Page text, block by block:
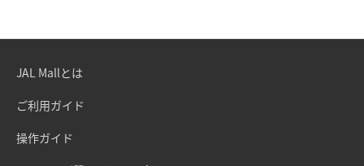
JAL Mallとは
ご利用ガイド
操作ガイド